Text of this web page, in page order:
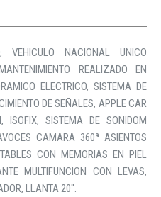
VEHICULO NACIONAL UNICO
REALIZADO EN
ELECTRICO, SISTEMA DE
DE SEÑALES, APPLE CAR
ISOFIX, SISTEMA DE SONIDOM
CAMARA 360ª ASIENTOS
CON MEMORIAS EN PIEL
MULTIFUNCION CON LEVAS,
LLANTA 20″.